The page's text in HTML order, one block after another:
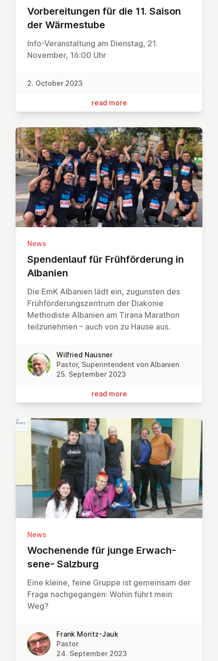
Vorbereit­un­gen für die 11. Saison
der Wärmes­tube
Info-Veranstaltung am Dienstag, 21.
November, 16:00 Uhr
2. October 2023
read more
News
Spenden­lauf für Früh­för­der­ung in
Albanien
Die EmK Albanien lädt ein, zugunsten des
Frühförderungszentrum der Diakonie
Methodiste Albanien am Tirana Marathon
teilzunehmen – auch von zu Hause aus.
Wilfried Nausner
Pastor, Superintendent von Albanien
25. September 2023
read more
News
Wochen­ende für junge Er­wach­
sene- Salzburg
Eine kleine, feine Gruppe ist gemeinsam der
Frage nachgegangen: Wohin führt mein
Weg?
Frank Moritz-Jauk
Pastor
24. September 2023